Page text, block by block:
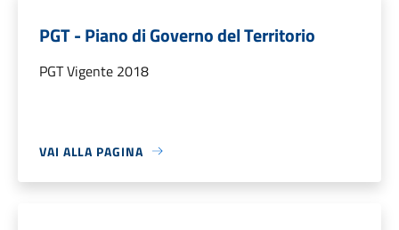
PGT - Piano di Governo del Territorio
PGT Vigente 2018
VAI ALLA PAGINA